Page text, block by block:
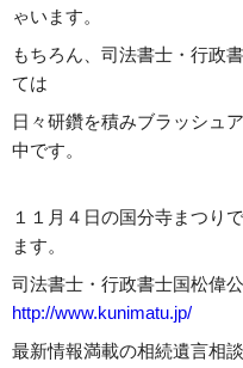
ゃいます。
もちろん、司法書士・行政
ては
日々研鑽を積みブラッシュ
中です。
１１月４日の国分寺まつり
ます。
司法書士・行政書士国松偉
http://www.kunimatu.jp/
最新情報満載の相続遺言相